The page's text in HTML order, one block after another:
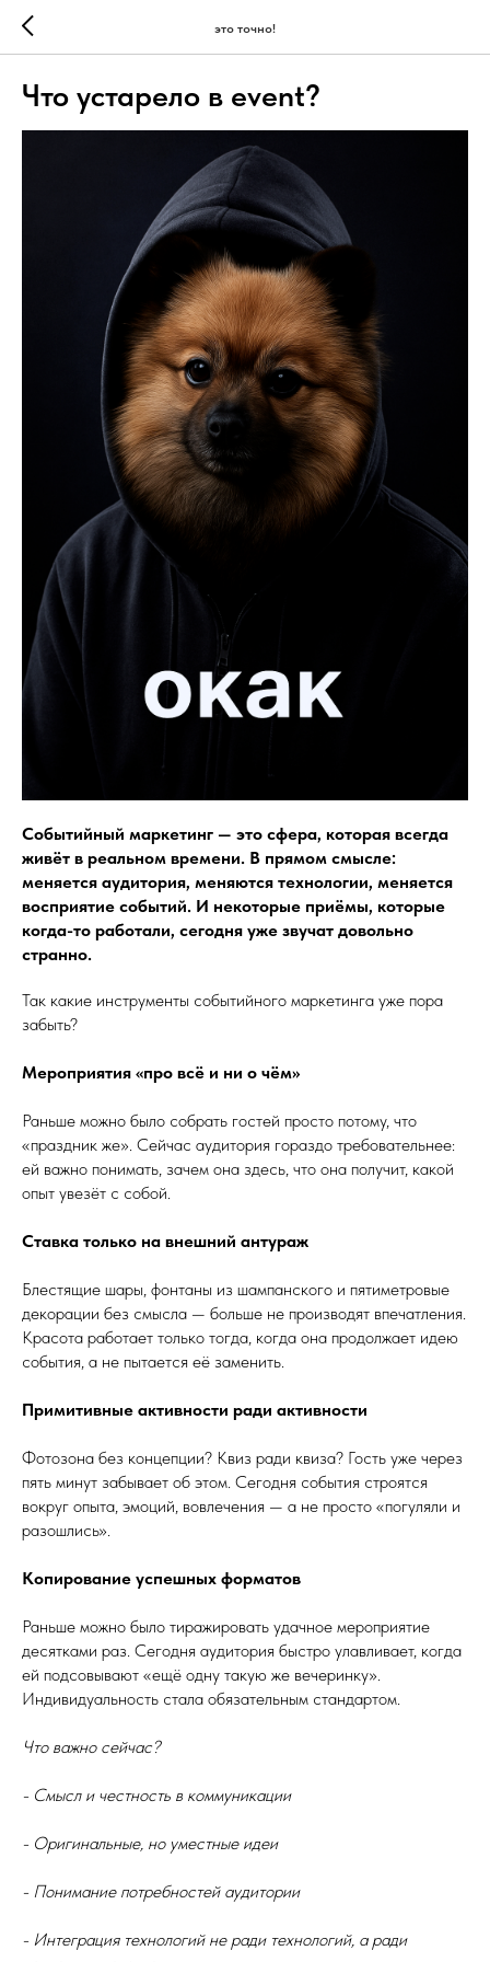
это точно!
Что устарело в event?
Событийный маркетинг — это сфера, которая всегда
живёт в реальном времени. В прямом смысле:
меняется аудитория, меняются технологии, меняется
восприятие событий. И некоторые приёмы, которые
когда-то работали, сегодня уже звучат довольно
странно.
Так какие инструменты событийного маркетинга уже пора
забыть?
Мероприятия «про всё и ни о чём»
Раньше можно было собрать гостей просто потому, что
«праздник же». Сейчас аудитория гораздо требовательнее:
ей важно понимать, зачем она здесь, что она получит, какой
опыт увезёт с собой.
Ставка только на внешний антураж
Блестящие шары, фонтаны из шампанского и пятиметровые
декорации без смысла — больше не производят впечатления.
Красота работает только тогда, когда она продолжает идею
события, а не пытается её заменить.
Примитивные активности ради активности
Фотозона без концепции? Квиз ради квиза? Гость уже через
пять минут забывает об этом. Сегодня события строятся
вокруг опыта, эмоций, вовлечения — а не просто «погуляли и
разошлись».
Копирование успешных форматов
Раньше можно было тиражировать удачное мероприятие
десятками раз. Сегодня аудитория быстро улавливает, когда
ей подсовывают «ещё одну такую же вечеринку».
Индивидуальность стала обязательным стандартом.
Что важно сейчас?
- Смысл и честность в коммуникации
- Оригинальные, но уместные идеи
- Понимание потребностей аудитории
- Интеграция технологий не ради технологий, а ради